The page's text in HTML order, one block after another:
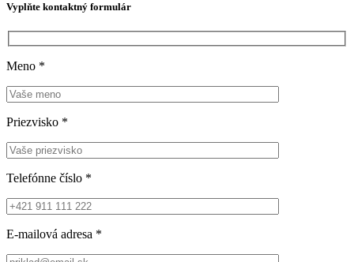
Vyplňte kontaktný formulár
Meno *
Priezvisko *
Telefónne číslo *
E-mailová adresa *